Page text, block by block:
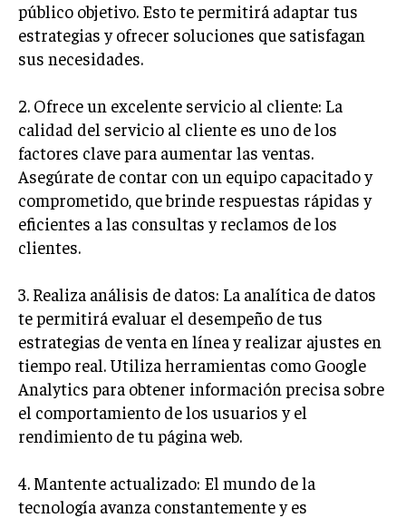
público objetivo. Esto te permitirá adaptar tus
estrategias y ofrecer soluciones que satisfagan
sus necesidades.
2. Ofrece un excelente servicio al cliente: La
calidad del servicio al cliente es uno de los
factores clave para aumentar las ventas.
Asegúrate de contar con un equipo capacitado y
comprometido, que brinde respuestas rápidas y
eficientes a las consultas y reclamos de los
clientes.
3. Realiza análisis de datos: La analítica de datos
te permitirá evaluar el desempeño de tus
estrategias de venta en línea y realizar ajustes en
tiempo real. Utiliza herramientas como Google
Analytics para obtener información precisa sobre
el comportamiento de los usuarios y el
rendimiento de tu página web.
4. Mantente actualizado: El mundo de la
tecnología avanza constantemente y es